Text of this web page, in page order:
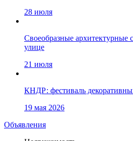
28 июля
Своеобразные архитектурные
улице
21 июля
КНДР: фестиваль
19 мая 2026
Объявления